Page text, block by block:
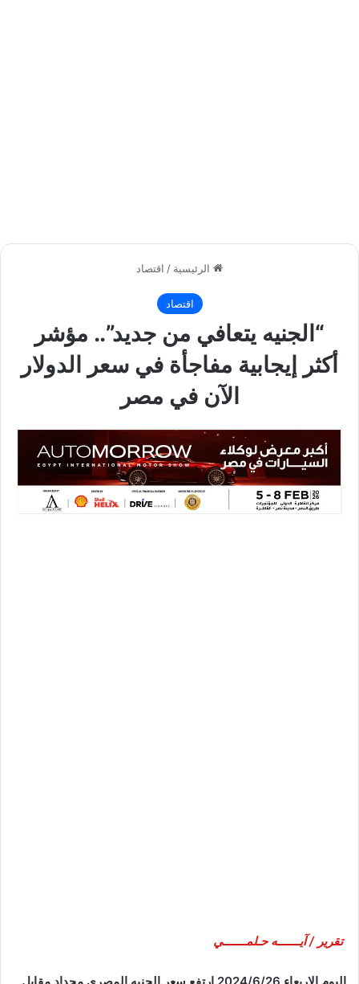
الرئيسية / اقتصاد
اقتصاد
“الجنيه يتعافي من جديد”.. مؤشر
أكثر إيجابية مفاجأة في سعر الدولار
الآن في مصر
تقرير / آيـــــــه حـلمـــــــي